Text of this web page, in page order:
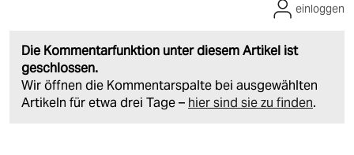
Die Kommentarfunktion unter diesem Artikel ist
geschlossen.
Wir öffnen die Kommentarspalte bei ausgewählten
Artikeln für etwa drei Tage – hier sind sie zu finden.
einloggen